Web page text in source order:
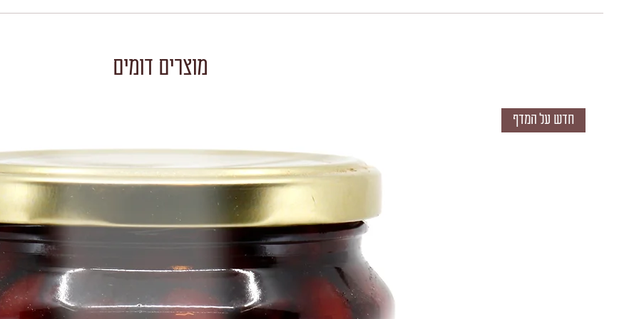
מוצרים דומים
חדש על המדף